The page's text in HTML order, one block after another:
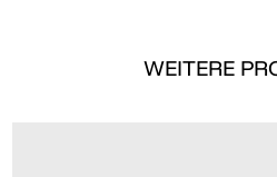
WEITERE